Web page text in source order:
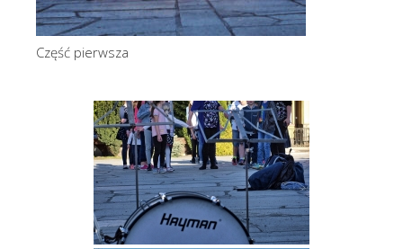
Część pierwsza